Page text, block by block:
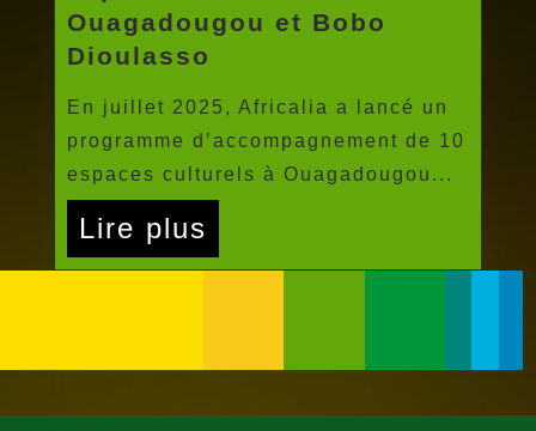
Ouagadougou et Bobo
Dioulasso
En juillet 2025, Africalia a lancé un
programme d’accompagnement de 10
espaces culturels à Ouagadougou...
Lire plus